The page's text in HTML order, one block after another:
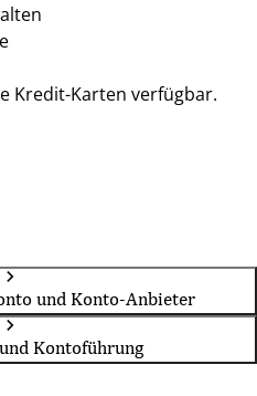
Kredit-Karten verfügbar.
und Konto-Anbieter
Kontoführung